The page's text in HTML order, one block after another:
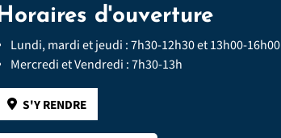
Horaires d'ouverture
Lundi, mardi et jeudi : 7h30-12h30 et 13h00-16h00
Mercredi et Vendredi : 7h30-13h
S'Y RENDRE